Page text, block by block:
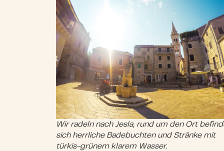
Wir radeln nach Jesla, rund um den Ort
sich herrliche Badebuchten und Stränke mit
türkis-grünem klarem Wasser.